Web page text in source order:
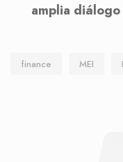
amplia
finance MEI